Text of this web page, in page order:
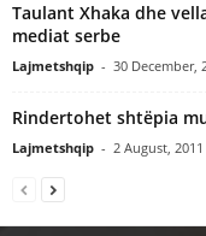
Taulant Xhaka dhe
mediat serbe
Lajmetshqip - 30 December,
Rindertohet shtëpia
Lajmetshqip - 2 August, 2011